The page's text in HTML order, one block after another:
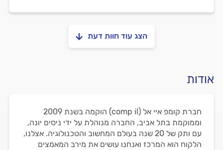
הצג עוד חוות דעת
אודות
חברת קומפ איי אל (comp il) הוקמה בשנת 2009
וממוקמת בתל אביב, החברה מנוהלת על ידי ניסים יונה,
עם ותק של 20 שנה בעולם המחשוב והטכנולוגיה. אצלנו,
הלקוח הוא המרכז ואנחנו עושים את מירב המאמצים